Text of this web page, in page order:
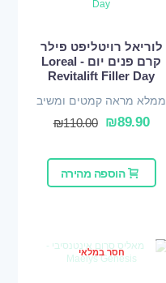
לוריאל רויטליפט פילר
קרם פנים יום - Loreal
Revitalift Filler Day
ממלא מראה קמטים ומשיב
נפח₪89.90
₪110.00
הוספה מהירה
חסר במלאי